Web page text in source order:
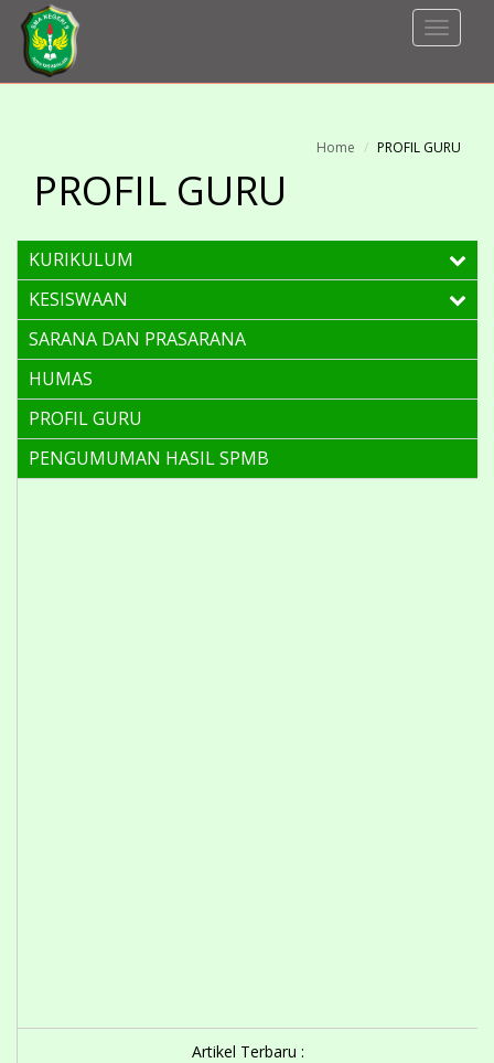
Toggle
Home PROFIL GURU
PROFIL GURU
KURIKULUM
KESISWAAN
SARANA DAN PRASARANA
HUMAS
PROFIL GURU
PENGUMUMAN HASIL SPMB
Artikel Terbaru :